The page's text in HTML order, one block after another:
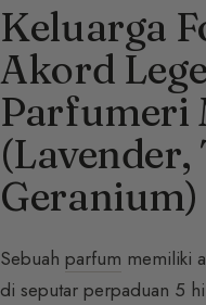
Keluarga
Akord
Parfumeri
(Lavender,
Geranium)
Sebuah parfum memiliki
di seputar perpaduan 5